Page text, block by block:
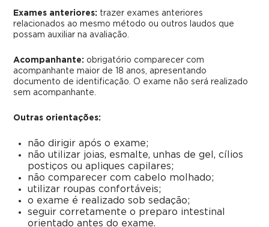
Exames anteriores: trazer exames anteriores
relacionados ao mesmo método ou outros laudos que
possam auxiliar na avaliação.
Acompanhante: obrigatório comparecer com
acompanhante maior de 18 anos, apresentando
documento de identificação. O exame não será realizado
sem acompanhante.
Outras orientações:
não dirigir após o exame;
não utilizar joias, esmalte, unhas de gel, cílios
postiços ou apliques capilares;
não comparecer com cabelo molhado;
utilizar roupas confortáveis;
o exame é realizado sob sedação;
seguir corretamente o preparo intestinal
orientado antes do exame.